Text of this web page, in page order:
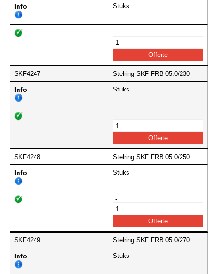
Info Stuks
-
SKF4247 Stelring SKF FRB 05.0/230
Info Stuks
-
SKF4248 Stelring SKF FRB 05.0/250
Info Stuks
-
SKF4249 Stelring SKF FRB 05.0/270
Info Stuks